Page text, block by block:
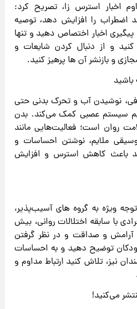
اخبار استرس زا، تصریح کرد:
اضطراب را افزایش دهد، توصیه
اخبار اختصاص دهید و تنها
و از دنبال کردن شایعات و
و بازنشر آن ها پرهیز کنید.
نوشیدن آب و تحرک بدنی حتی
سیستم عصبی کمک می‌کند. بدن
روان است؛ فعالیت‌هایی مانند
ملایم، نوشتن احساسات و
باعث کاهش استرس و افزایش
ویژه به گروه های آسیب‌پذیر،
با سابقه اختلالات روانی، بیش
آرامش و صداقت و در نظر گرفتن
توضیح دهید و به احساسات
نیز، تلاش کنید ارتباط مداوم و
می‌کنید!